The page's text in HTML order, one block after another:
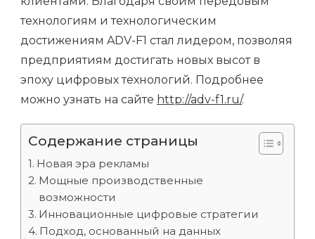
технологиям и технологическим
достижениям ADV-F1 стал лидером, позволяя
предприятиям достигать новых высот в
эпоху цифровых технологий. Подробнее
можно узнать на сайте http://adv-f1.ru/.
Содержание страницы
Новая эра рекламы
Мощные производственные
возможности
Инновационные цифровые стратегии
Подход, основанный на данных